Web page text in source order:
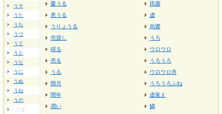
うそ
うた
うち
うつ
うて
うと
うな
うに
うぬ
うね
うの
うは
憂うる
患うる
うりょうる
売渡し
得る
売る
うる
閏月
閏年
潤い
雨露
虚
烏鷺
うろ
ウロウロ
うろうろ
ウロウロ舟
うろうろぶね
虚覚え
鱗